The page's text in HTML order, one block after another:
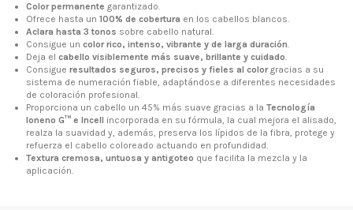
Color permanente garantizado.
Ofrece hasta un 100% de cobertura en los cabellos blancos.
Aclara hasta 3 tonos sobre cabello natural.
Consigue un color rico, intenso, vibrante y de larga duración.
Deja el cabello visiblemente más suave, brillante y cuidado.
Consigue resultados seguros, precisos y fieles al colorgracias a su
sistema de numeración fiable, adaptándose a diferentes necesidades
de coloración profesional.
Proporciona un cabello un 45% más suave gracias a la Tecnología
Ioneno G™ e Incell incorporada en su fórmula, la cual mejora el alisado,
realza la suavidad y, además, preserva los lípidos de la fibra, protege y
refuerza el cabello coloreado actuando en profundidad.
Textura cremosa, untuosa y antigoteo que facilita la mezcla y la
aplicación.
+34 968 06 63 44L-V 10:00 - 14:00
+34 601 27 80 18
contacto@zaseni.com
Avenida de los Dolores 32, Murcia